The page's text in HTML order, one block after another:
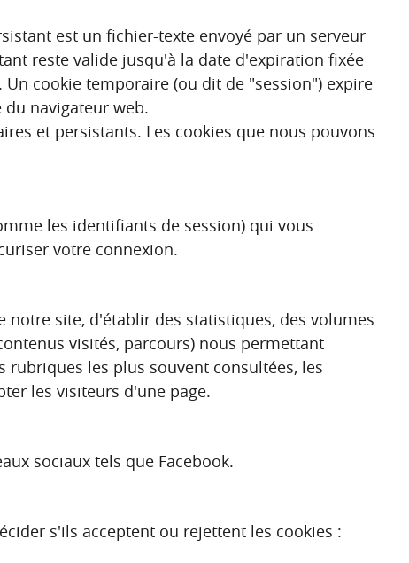
est un fichier-texte envoyé par un serveur
reste valide jusqu'à la date d'expiration fixée
cookie temporaire (ou dit de "session") expire
navigateur web.
et persistants. Les cookies que nous pouvons
les identifiants de session) qui vous
votre connexion.
site, d'établir des statistiques, des volumes
visités, parcours) nous permettant
les plus souvent consultées, les
les visiteurs d'une page.
sociaux tels que Facebook.
s'ils acceptent ou rejettent les cookies :